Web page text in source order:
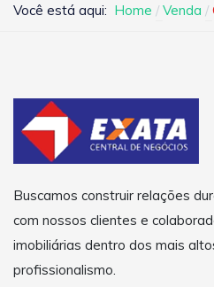
Você está aqui: Home Venda
Buscamos construir relações
com nossos clientes e
imobiliárias dentro dos mais
profissionalismo.